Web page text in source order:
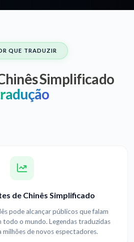
QUE TRADUZIR
Simplificado
de Chinês Simplificado
pode alcançar públicos que falam
todo o mundo. Legendas traduzidas
de novos espectadores.